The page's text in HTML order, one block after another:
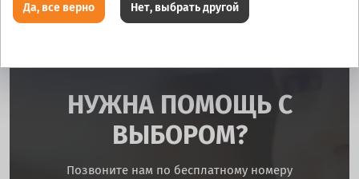
НУЖНА ПОМОЩЬ С
ВЫБОРОМ?
Позвоните нам по бесплатному номеру
Да, все верно Нет, выбрать другой